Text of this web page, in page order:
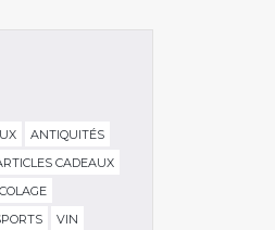
ANTIQUITÉS
CADEAUX
VIN